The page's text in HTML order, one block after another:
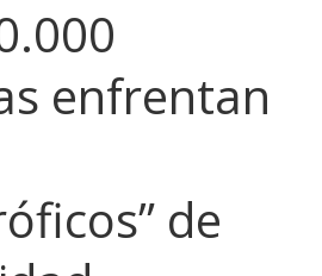
enfrentan
de